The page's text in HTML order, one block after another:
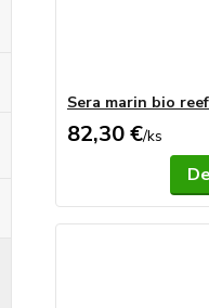
Sera marin bio
82,30 €/ks